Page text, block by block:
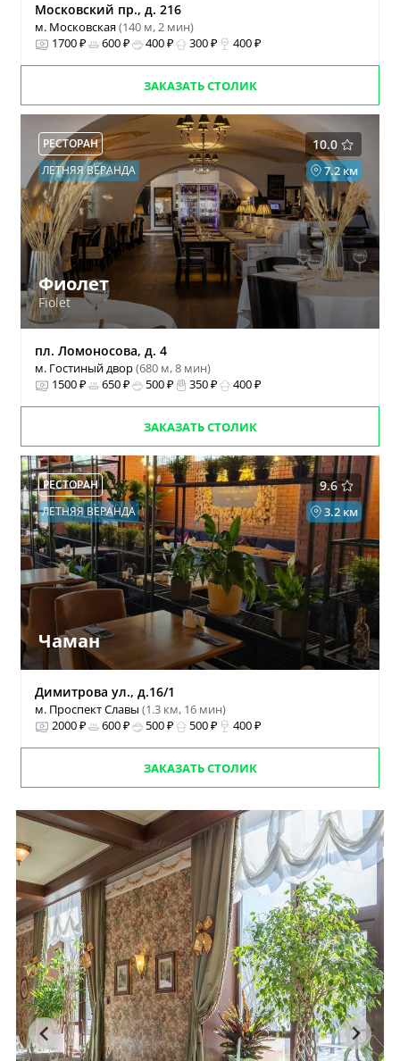
Московский пр., д. 216
м. Московская(140 м, 2 мин)
1700 ₽
600 ₽ 400 ₽ 300 ₽ 400 ₽
ЗАКАЗАТЬ СТОЛИК
10.0
РЕСТОРАН
7.2 км
ЛЕТНЯЯ ВЕРАНДА
Фиолет
Fiolet
пл. Ломоносова, д. 4
м. Гостиный двор(680 м, 8 мин)
1500 ₽
650 ₽ 500 ₽ 350 ₽ 400 ₽
ЗАКАЗАТЬ СТОЛИК
9.6
РЕСТОРАН
3.2 км
ЛЕТНЯЯ ВЕРАНДА
Чаман
Димитрова ул., д.16/1
м. Проспект Славы (1.3 км, 16 мин)
2000 ₽
600 ₽ 500 ₽ 500 ₽ 400 ₽
ЗАКАЗАТЬ СТОЛИК